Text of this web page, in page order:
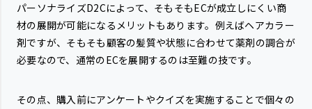
パーソナライズD2Cによって、そもそもECが成立しにくい商
材の展開が可能になるメリットもあります。例えばヘアカラー
剤ですが、そもそも顧客の髪質や状態に合わせて薬剤の調合が
必要なので、通常のECを展開するのは至難の技です。
その点、購入前にアンケートやクイズを実施することで個々の